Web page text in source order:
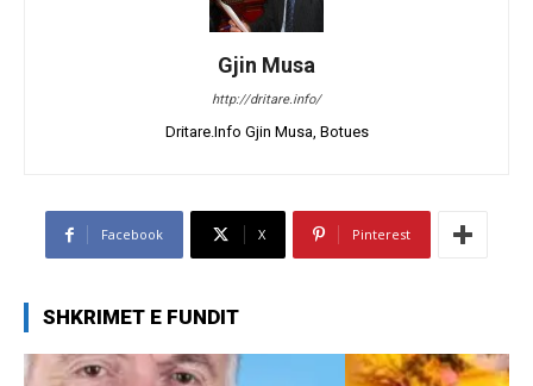
Gjin Musa
http://dritare.info/
Dritare.Info Gjin Musa, Botues
Facebook X Pinterest
SHKRIMET E FUNDIT